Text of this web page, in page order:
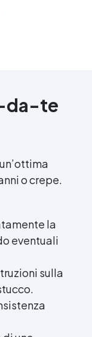
da-te
o crepe.
la
eventuali
sulla